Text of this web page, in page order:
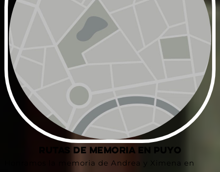
Rutas de Memoria en Puyo
Honramos la memoria de Andrea y Ximena en